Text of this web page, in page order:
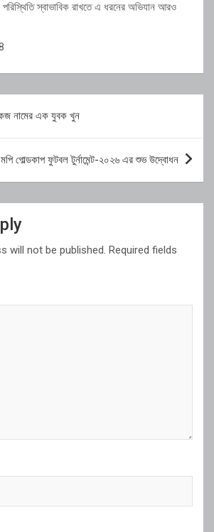
স্বাভাবিক রাখতে এ ধরনের অভিযান আরও
নামের এক যুবক খুন
গোল্ডকাপ ফুটবল টুর্নামেন্ট-২০২৬ এর শুভ উদ্বোধন
will not be published. Required fields